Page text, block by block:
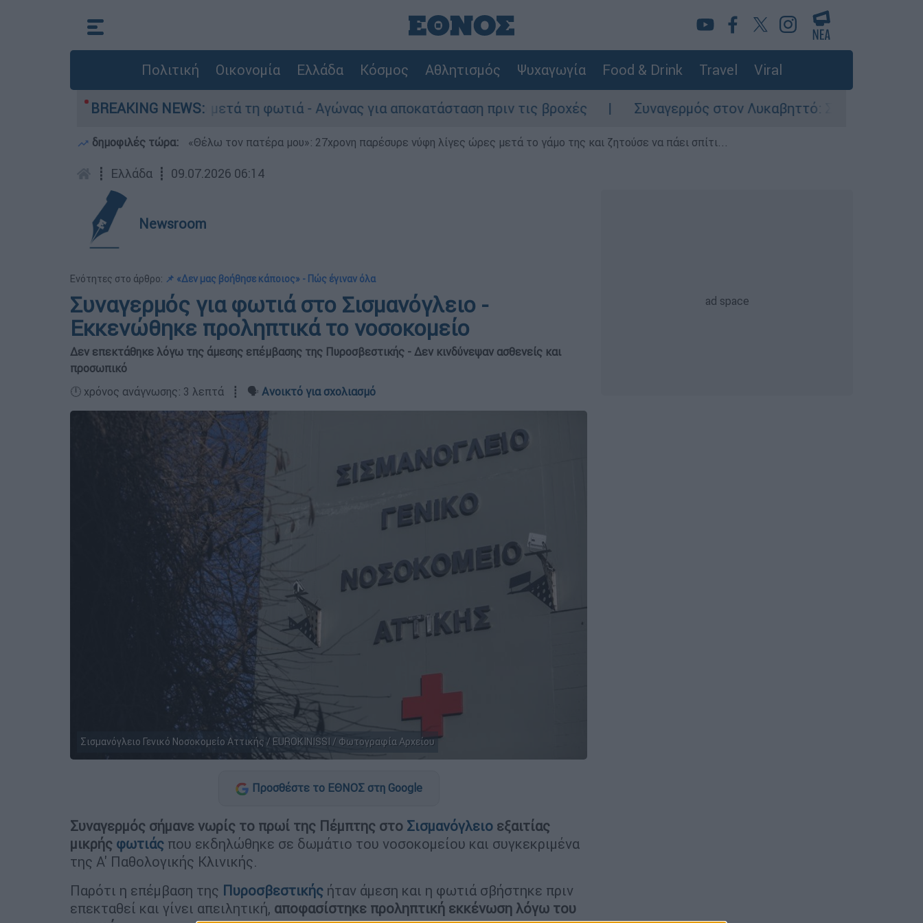
Πολιτική Οικονομία Ελλάδα Κόσμος Αθλητισμός Ψυχαγωγία Food & Drink Travel Viral
BREAKING NEWS:
στο Πόρτο Γερμανό μετά τη φωτιά - Αγώνας για αποκατάσταση πριν τις βροχές Συναγερμός στον Λυκαβηττό: Σορός σε προχωρημένη
δημοφιλές τώρα: «Θέλω τον πατέρα μου»: 27χρονη παρέσυρε νύφη λίγες ώρες μετά το γάμο της και ζητούσε να πάει σπίτι...
┋ Ελλάδα ┋ 09.07.2026 06:14
Newsroom
Ενότητες στο άρθρο: 📌 «Δεν μας βοήθησε κάποιος» - Πώς έγιναν όλα
Συναγερμός για φωτιά στο Σισμανόγλειο -
Εκκενώθηκε προληπτικά το νοσοκομείο
Δεν επεκτάθηκε λόγω της άμεσης επέμβασης της Πυροσβεστικής - Δεν κινδύνεψαν ασθενείς και
προσωπικό
🕛 χρόνος ανάγνωσης: 3 λεπτά ┋ 🗣️ Ανοικτό για σχολιασμό
Σισμανόγλειο Γενικό Νοσοκομείο Αττικής / EUROKINISSI / Φωτογραφία Αρχείου
Προσθέστε το ΕΘΝΟΣ στη Google
Συναγερμός σήμανε νωρίς το πρωί της Πέμπτης στο Σισμανόγλειο εξαιτίας
μικρής φωτιάς που εκδηλώθηκε σε δωμάτιο του νοσοκομείου και συγκεκριμένα
της Α' Παθολογικής Κλινικής.
Παρότι η επέμβαση της Πυροσβεστικής ήταν άμεση και η φωτιά σβήστηκε πριν
επεκταθεί και γίνει απειλητική, αποφασίστηκε προληπτική εκκένωση λόγω του